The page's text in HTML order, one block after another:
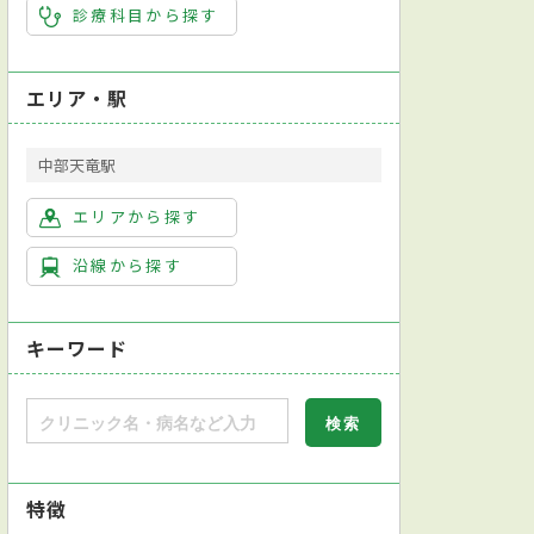
診療科目から探す
エリア・駅
中部天竜駅
エリアから探す
沿線から探す
キーワード
特徴